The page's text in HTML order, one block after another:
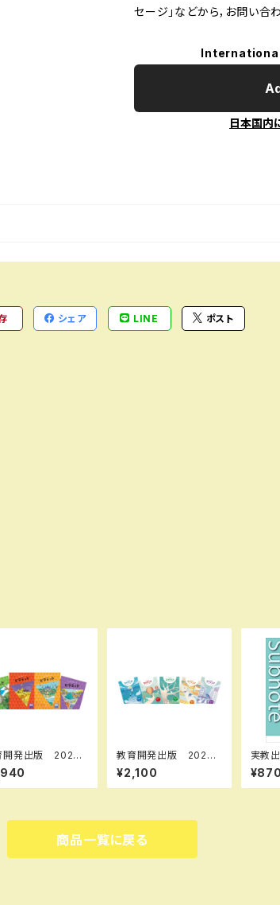
セージ」などから，お問い合
日本国内
シェア LINE ポスト
開発出版 2026
版 ピラミッド 社
5，6 各学年（選
ださい） 問題集本
教育開発出版 2026
年度版 マイクリア数
学 中1～3 各学年
（選択ください） 問題
¥2,100
実教出版 高校
ト数
集本
き
¥870
商品一覧に戻る